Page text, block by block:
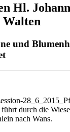
Hl.
Walten
und
durch die
nach Wans.